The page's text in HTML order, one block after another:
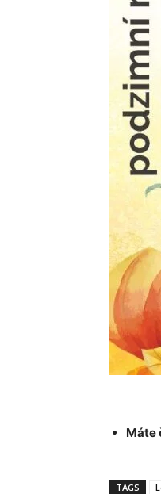
Máte
TAGS